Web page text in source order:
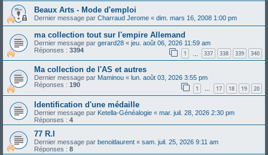
Beaux Arts - Mode d'emploi
Dernier message par Charraud Jerome « dim. mars 16, 2008 1:00 pm
ma collection tout sur l'empire Allemand
Dernier message par gerard28 « jeu. août 06, 2026 11:59 am
Réponses : 3394 1 337 338 339 340
Ma collection de l'AS et autres
Dernier message par Maminou « lun. août 03, 2026 3:55 pm
Réponses : 190 1 … 17 18 19 20
Identification d'une médaille
Dernier message par Ketella-Généalogie « mar. juil. 28, 2026 2:30 pm
Réponses : 4
77 R.I
Dernier message par benoitlaurent « sam. juil. 25, 2026 9:11 am
Réponses : 8